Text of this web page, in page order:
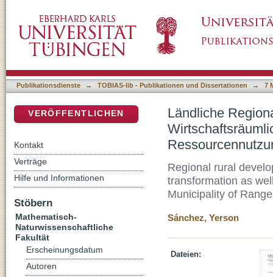
Strukturwandel und nachhaltige
Publikationsdienste → TOBIAS-lib - Publikationen und Dissertationen → 7
Ländliche
Regional rural
transformation as
Municipality of
Sánchez, Yerson
Dateien:
VERÖFFENTLICHEN
Kontakt
Verträge
Hilfe und Informationen
Stöbern
Mathematisch-
Naturwissenschaftliche
Fakultät
Erscheinungsdatum
Autoren